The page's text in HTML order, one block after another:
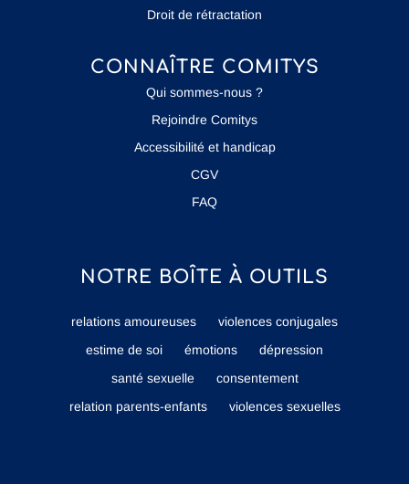
Droit de rétractation
CONNAÎTRE COMITYS
Qui sommes-nous ?
Rejoindre Comitys
Accessibilité et handicap
CGV
FAQ
NOTRE BOÎTE À OUTILS
relations amoureuses
violences conjugales
estime de soi
émotions
dépression
santé sexuelle
consentement
relation parents-enfants
violences sexuelles